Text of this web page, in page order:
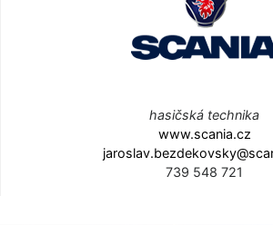
hasičská technika
www.scania.cz
739 548 721